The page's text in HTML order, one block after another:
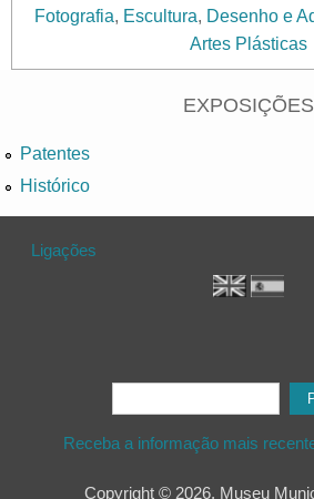
Fotografia, Escultura, Desenho e
Artes Plásticas
EXPOSIÇÕES
Patentes
Histórico
Ligações
Formulário de procura
Receba a informação mais
Copyright © 2026, Museu